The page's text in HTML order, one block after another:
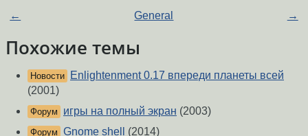
← General →
Похожие темы
Новости
Enlightenment 0.17 впереди планеты всей
(2001)
Форум игры на полный экран (2003)
Форум Gnome shell (2014)